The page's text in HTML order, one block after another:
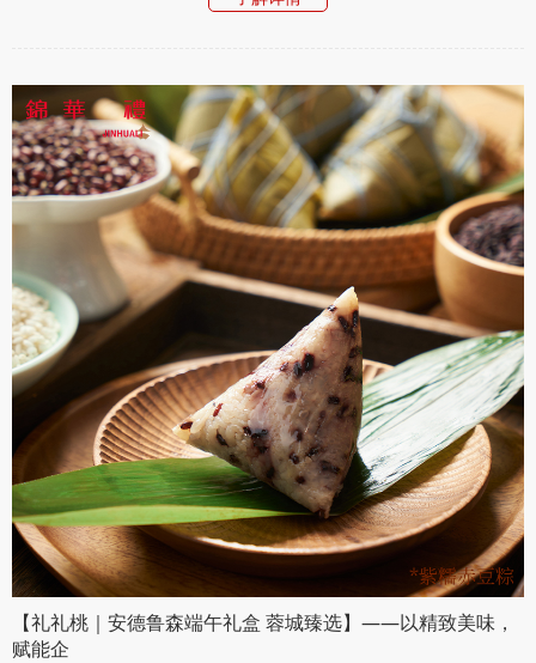
【礼礼桃｜安德鲁森端午礼盒 蓉城臻选】——以精致美味，
赋能企